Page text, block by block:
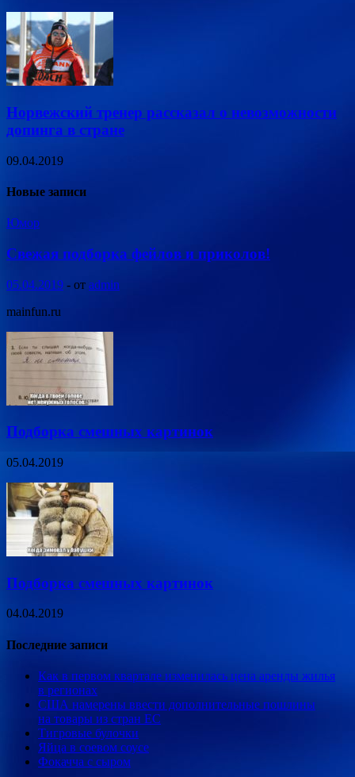
Норвежский тренер рассказал о невозможности
допинга в стране
09.04.2019
Новые записи
Юмор
Свежая подборка фейлов и приколов!
05.04.2019 - от admin
mainfun.ru
Подборка смешных картинок
05.04.2019
Подборка смешных картинок
04.04.2019
Последние записи
Как в первом квартале изменилась цена аренды жилья
в регионах
США намерены ввести дополнительные пошлины
на товары из стран ЕС
Тигровые булочки
Яйца в соевом соусе
Фокачча с сыром